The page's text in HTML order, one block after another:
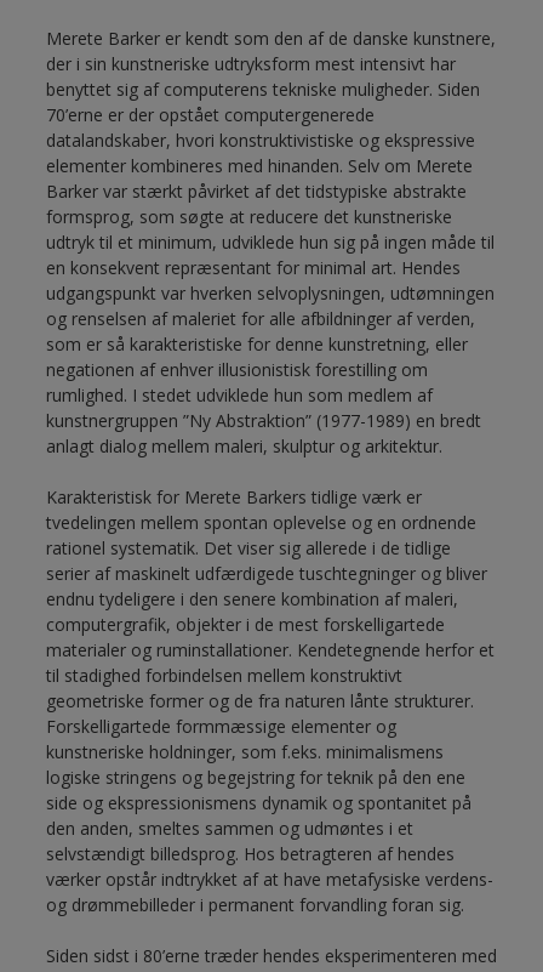
Merete Barker er kendt som den af de danske kunstnere,
der i sin kunstneriske udtryksform mest intensivt har
benyttet sig af computerens tekniske muligheder. Siden
70’erne er der opstået computergenerede
datalandskaber, hvori konstruktivistiske og ekspressive
elementer kombineres med hinanden. Selv om Merete
Barker var stærkt påvirket af det tidstypiske abstrakte
formsprog, som søgte at reducere det kunstneriske
udtryk til et minimum, udviklede hun sig på ingen måde til
en konsekvent repræsentant for minimal art. Hendes
udgangspunkt var hverken selvoplysningen, udtømningen
og renselsen af maleriet for alle afbildninger af verden,
som er så karakteristiske for denne kunstretning, eller
negationen af enhver illusionistisk forestilling om
rumlighed. I stedet udviklede hun som medlem af
kunstnergruppen ”Ny Abstraktion” (1977-1989) en bredt
anlagt dialog mellem maleri, skulptur og arkitektur.
Karakteristisk for Merete Barkers tidlige værk er
tvedelingen mellem spontan oplevelse og en ordnende
rationel systematik. Det viser sig allerede i de tidlige
serier af maskinelt udfærdigede tuschtegninger og bliver
endnu tydeligere i den senere kombination af maleri,
computergrafik, objekter i de mest forskelligartede
materialer og ruminstallationer. Kendetegnende herfor et
til stadighed forbindelsen mellem konstruktivt
geometriske former og de fra naturen lånte strukturer.
Forskelligartede formmæssige elementer og
kunstneriske holdninger, som f.eks. minimalismens
logiske stringens og begejstring for teknik på den ene
side og ekspressionismens dynamik og spontanitet på
den anden, smeltes sammen og udmøntes i et
selvstændigt billedsprog. Hos betragteren af hendes
værker opstår indtrykket af at have metafysiske verdens-
og drømmebilleder i permanent forvandling foran sig.
Siden sidst i 80’erne træder hendes eksperimenteren med